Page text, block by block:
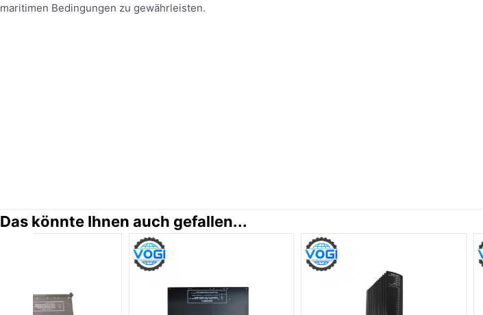
maritimen Bedingungen zu gewährleisten.
Das könnte Ihnen auch gefallen...